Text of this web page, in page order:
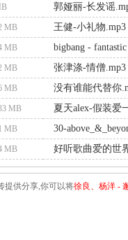
郭娅丽-长发谣
MB
王健-小礼物.mp3
MB
bigbang -
MB
张津涤-情僧.mp3
MB
没有谁能代替你
MB
夏天alex-假装爱
MB
MB 好听歌曲爱的世
提供分享,你可以将徐良、杨洋 -